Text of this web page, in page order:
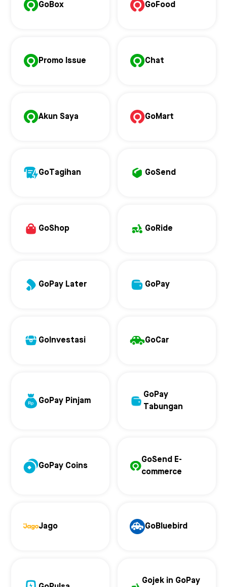
GoBox GoFood
Promo Issue Chat
Akun Saya GoMart
GoTagihan GoSend
GoShop GoRide
GoPay Later GoPay
GoInvestasi GoCar
GoPay Pinjam
GoPay
Tabungan
GoPay Coins
GoSend E-
commerce
Jago GoBluebird
Gojek in GoPay